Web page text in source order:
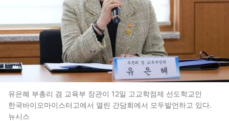
유은혜 부총리 겸 교육부 장관이 12일 고교학점제 선도학교인
한국바이오마이스터고에서 열린 간담회에서 모두발언하고 있다.
뉴시스